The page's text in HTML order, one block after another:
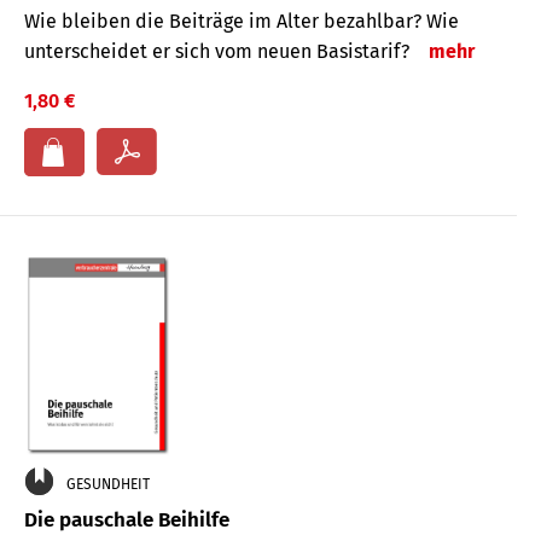
Wie bleiben die Beiträge im Alter bezahlbar? Wie
unterscheidet er sich vom neuen Basistarif?
mehr
1,80 €
GESUNDHEIT
Die pauschale Beihilfe